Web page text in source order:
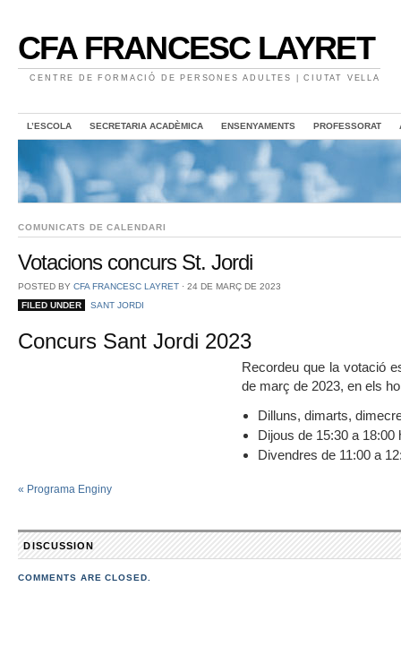
CFA FRANCESC LAYRET
CENTRE DE FORMACIÓ DE PERSONES ADULTES | CIUTAT VELLA
L’ESCOLA SECRETARIA ACADÈMICA ENSENYAMENTS PROFESSORAT
COMUNICATS DE CALENDARI
Votacions concurs St. Jordi
POSTED BY CFA FRANCESC LAYRET ⋅ 24 DE MARÇ DE 2023
FILED UNDER
SANT JORDI
Concurs Sant Jordi 2023
Recordeu que la votació
de març de 2023, en els
Dilluns, dimarts,
Dijous de 15:30 a 18:00
Divendres de 11:00 a
« Programa Enginy
DISCUSSION
COMMENTS ARE CLOSED.